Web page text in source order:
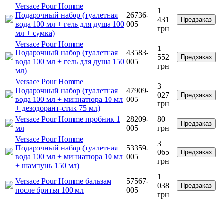
Versace Pour Homme
Подарочный набор (туалетная
вода 100 мл + гель для душа 100
мл + сумка)
26736-
005
1
431
грн
Предзаказ
Versace Pour Homme
Подарочный набор (туалетная
вода 100 мл + гель для душа 150
мл)
43583-
005
1
552
грн
Предзаказ
Versace Pour Homme
Подарочный набор (туалетная
вода 100 мл + миниатюра 10 мл
+ дезодорант-стик 75 мл)
47909-
005
3
027
грн
Предзаказ
Versace Pour Homme пробник 1
мл
28209-
005
80
грн
Предзаказ
Versace Pour Homme
Подарочный набор (туалетная
вода 100 мл + миниатюра 10 мл
+ шампунь 150 мл)
53359-
005
3
065
грн
Предзаказ
Versace Pour Homme бальзам
после бритья 100 мл
57567-
005
1
038
грн
Предзаказ